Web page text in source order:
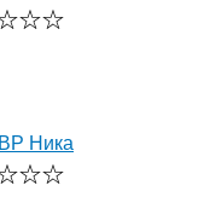
Ника